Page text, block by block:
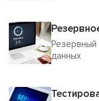
Резервный
данных